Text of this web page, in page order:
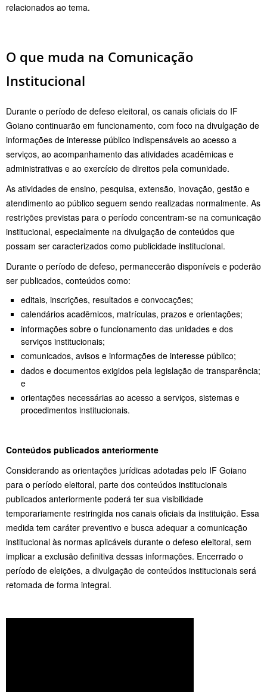
relacionados ao tema.
O que muda na Comunicação
Institucional
Durante o período de defeso eleitoral, os canais oficiais do IF
Goiano continuarão em funcionamento, com foco na divulgação de
informações de interesse público indispensáveis ao acesso a
serviços, ao acompanhamento das atividades acadêmicas e
administrativas e ao exercício de direitos pela comunidade.
As atividades de ensino, pesquisa, extensão, inovação, gestão e
atendimento ao público seguem sendo realizadas normalmente. As
restrições previstas para o período concentram-se na comunicação
institucional, especialmente na divulgação de conteúdos que
possam ser caracterizados como publicidade institucional.
Durante o período de defeso, permanecerão disponíveis e poderão
ser publicados, conteúdos como:
editais, inscrições, resultados e convocações;
calendários acadêmicos, matrículas, prazos e orientações;
informações sobre o funcionamento das unidades e dos
serviços institucionais;
comunicados, avisos e informações de interesse público;
dados e documentos exigidos pela legislação de transparência;
e
orientações necessárias ao acesso a serviços, sistemas e
procedimentos institucionais.
Conteúdos publicados anteriormente
Considerando as orientações jurídicas adotadas pelo IF Goiano
para o período eleitoral, parte dos conteúdos institucionais
publicados anteriormente poderá ter sua visibilidade
temporariamente restringida nos canais oficiais da instituição. Essa
medida tem caráter preventivo e busca adequar a comunicação
institucional às normas aplicáveis durante o defeso eleitoral, sem
implicar a exclusão definitiva dessas informações. Encerrado o
período de eleições, a divulgação de conteúdos institucionais será
retomada de forma integral.